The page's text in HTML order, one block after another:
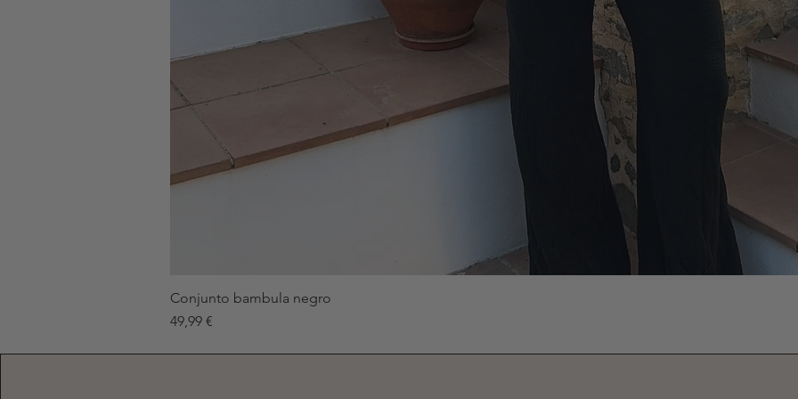
Conjunto bambula negro
Precio
49,99 €